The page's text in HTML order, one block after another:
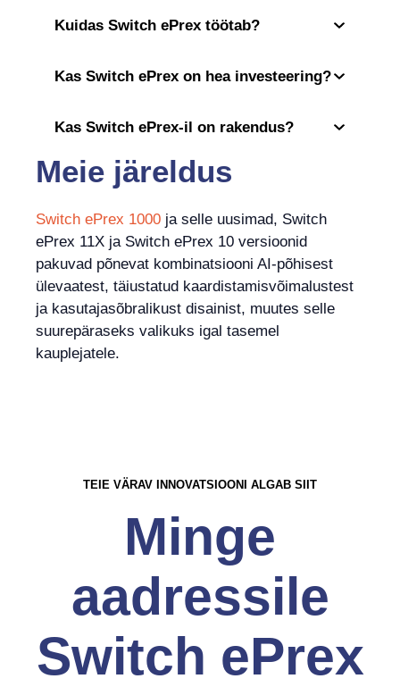
Kuidas Switch ePrex töötab?
Kas Switch ePrex on hea investeering?
Kas Switch ePrex-il on rakendus?
Meie järeldus
Switch ePrex 1000 ja selle uusimad, Switch
ePrex 11X ja Switch ePrex 10 versioonid
pakuvad põnevat kombinatsiooni AI-põhisest
ülevaatest, täiustatud kaardistamisvõimalustest
ja kasutajasõbralikust disainist, muutes selle
suurepäraseks valikuks igal tasemel
kauplejatele.
TEIE VÄRAV INNOVATSIOONI ALGAB SIIT
Minge
aadressile
Switch ePrex